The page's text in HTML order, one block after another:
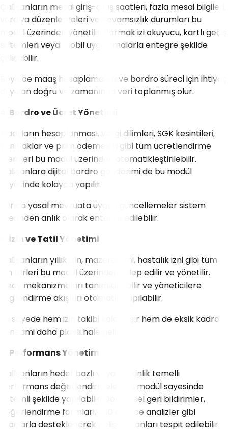
Çalışanların mesai giriş-çıkış saatleri, fazla mesai bilgileri,
vardiya düzenlemeleri ve devamsızlık durumları bu
modül üzerinden yönetilir. Parmak izi okuyucu, kartlı geçiş
sistemleri veya mobil uygulamalarla entegre şekilde
çalışabilir.
Böylece maaş hesaplamaları ve bordro süreci için ihtiyaç
duyulan doğru ve zamanında veri toplanmış olur.
4. Bordro ve Ücret Yönetimi
Maaşların hesaplanması, vergi dilimleri, SGK kesintileri,
yan haklar ve prim ödemeleri gibi tüm ücretlendirme
işlemleri bu modül üzerinden otomatikleştirilebilir.
Çalışanlara dijital bordro gönderimi de bu modül
sayesinde kolayca yapılır.
Ayrıca yasal mevzuata uygun güncellemeler sistem
üzerinden anlık olarak entegre edilebilir.
5. İzin ve Tatil Yönetimi
Çalışanların yıllık izin, mazeret izni, hastalık izni gibi tüm
izin türleri bu modül üzerinden talep edilir ve yönetilir.
Onay mekanizmaları tanımlanabilir ve yöneticilere
bilgilendirme akışları otomatik yapılabilir.
Bu sayede hem izin takibi kolaylaşır hem de eksik kadro
yönetimi daha planlı hale gelir.
6. Performans Yönetimi
Çalışanların hedef bazlı veya yetkinlik temelli
performans değerlendirmeleri bu modül sayesinde
sistemli şekilde yapılabilir. Dönemsel geri bildirimler,
değerlendirme formları, 360 derece analizler gibi
araçlarla desteklenerek gelişim alanları tespit edilebilir.